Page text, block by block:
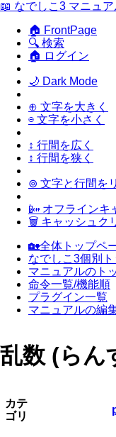
📖 なでしこ3 マニュア
🏠 FrontPage
🔍 検索
🏠 ログイン
🌙 Dark Mode
⊕ 文字を大きく
⊖ 文字を小さく
↕ 行間を広く
↕ 行間を狭く
⊚ 文字と行間を
📴 オフラインキ
🗑 キャッシュク
🏡全体トップペ
なでしこ3個別
マニュアルのト
命令一覧/機能順
プラグイン一覧
マニュアルの編
乱数 (らん
カテ
ゴリ